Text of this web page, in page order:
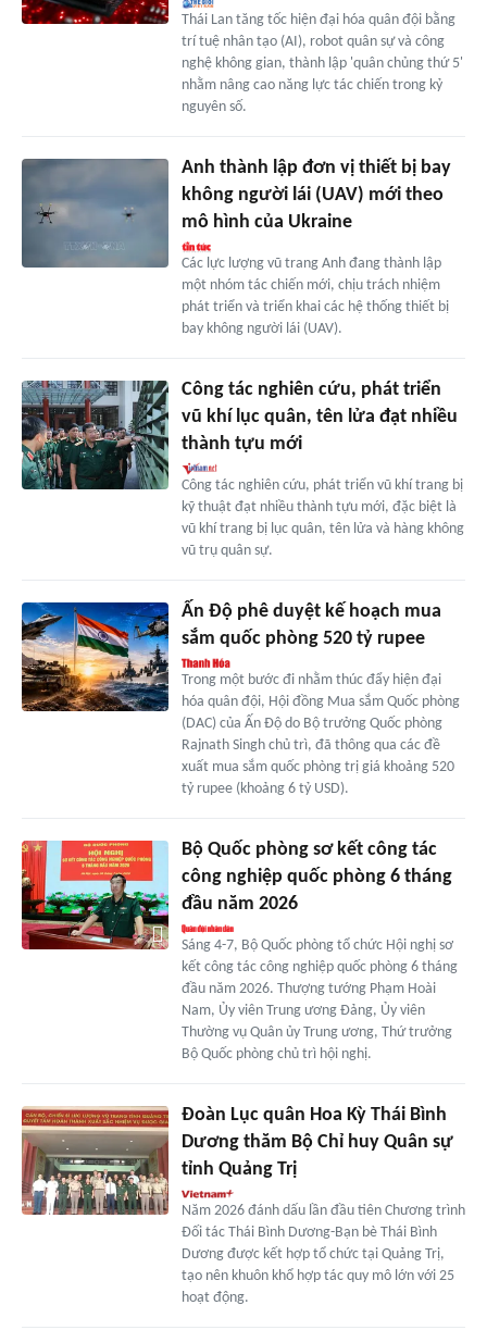
Thái Lan tăng tốc hiện đại hóa quân đội bằng
trí tuệ nhân tạo (AI), robot quân sự và công
nghệ không gian, thành lập 'quân chủng thứ 5'
nhằm nâng cao năng lực tác chiến trong kỷ
nguyên số.
Anh thành lập đơn vị thiết bị bay
không người lái (UAV) mới theo
mô hình của Ukraine
Các lực lượng vũ trang Anh đang thành lập
một nhóm tác chiến mới, chịu trách nhiệm
phát triển và triển khai các hệ thống thiết bị
bay không người lái (UAV).
Công tác nghiên cứu, phát triển
vũ khí lục quân, tên lửa đạt nhiều
thành tựu mới
Công tác nghiên cứu, phát triển vũ khí trang bị
kỹ thuật đạt nhiều thành tựu mới, đặc biệt là
vũ khí trang bị lục quân, tên lửa và hàng không
vũ trụ quân sự.
Ấn Độ phê duyệt kế hoạch mua
sắm quốc phòng 520 tỷ rupee
Trong một bước đi nhằm thúc đẩy hiện đại
hóa quân đội, Hội đồng Mua sắm Quốc phòng
(DAC) của Ấn Độ do Bộ trưởng Quốc phòng
Rajnath Singh chủ trì, đã thông qua các đề
xuất mua sắm quốc phòng trị giá khoảng 520
tỷ rupee (khoảng 6 tỷ USD).
Bộ Quốc phòng sơ kết công tác
công nghiệp quốc phòng 6 tháng
đầu năm 2026
Sáng 4-7, Bộ Quốc phòng tổ chức Hội nghị sơ
kết công tác công nghiệp quốc phòng 6 tháng
đầu năm 2026. Thượng tướng Phạm Hoài
Nam, Ủy viên Trung ương Đảng, Ủy viên
Thường vụ Quân ủy Trung ương, Thứ trưởng
Bộ Quốc phòng chủ trì hội nghị.
Đoàn Lục quân Hoa Kỳ Thái Bình
Dương thăm Bộ Chỉ huy Quân sự
tỉnh Quảng Trị
Năm 2026 đánh dấu lần đầu tiên Chương trình
Đối tác Thái Bình Dương-Bạn bè Thái Bình
Dương được kết hợp tổ chức tại Quảng Trị,
tạo nên khuôn khổ hợp tác quy mô lớn với 25
hoạt động.